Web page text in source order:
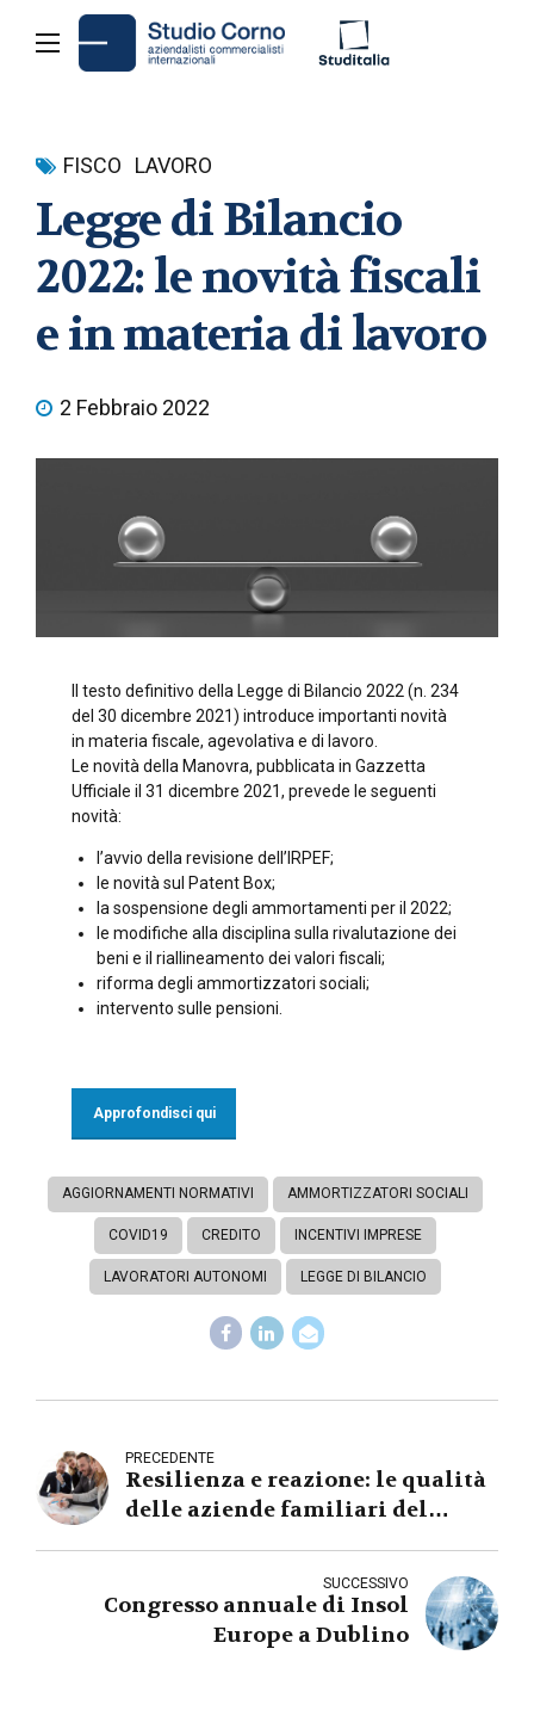
FISCO LAVORO
Legge di Bilancio
2022: le novità fiscali
e in materia di lavoro
2 Febbraio 2022
Il testo definitivo della Legge di Bilancio 2022 (n. 234
del 30 dicembre 2021) introduce importanti novità
in materia fiscale, agevolativa e di lavoro.
Le novità della Manovra, pubblicata in Gazzetta
Ufficiale il 31 dicembre 2021, prevede le seguenti
novità:
l’avvio della revisione dell’IRPEF;
le novità sul Patent Box;
la sospensione degli ammortamenti per il 2022;
le modifiche alla disciplina sulla rivalutazione dei
beni e il riallineamento dei valori fiscali;
riforma degli ammortizzatori sociali;
intervento sulle pensioni.
Approfondisci qui
AGGIORNAMENTI NORMATIVI AMMORTIZZATORI SOCIALI
COVID19 CREDITO INCENTIVI IMPRESE
LAVORATORI AUTONOMI LEGGE DI BILANCIO
PRECEDENTE
Resilienza e reazione: le qualità
delle aziende familiari del
SUCCESSIVO
Congresso annuale di Insol
Europe a Dublino